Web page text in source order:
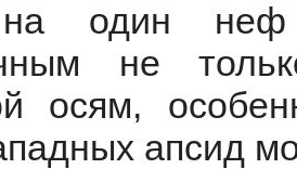
один неф
не
осям,
апсид